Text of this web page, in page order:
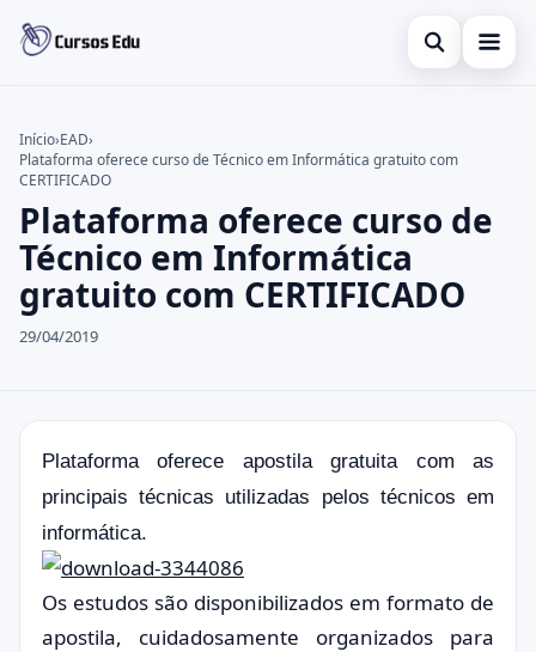
Abrir busca
Inglês
Idiomas
espanhol
Buscar no site
Buscar por:
Pressione Enter para buscar ou ESC para fechar.
Início›EAD›
Plataforma oferece curso de Técnico em Informática gratuito com
CERTIFICADO
Plataforma oferece curso de
Técnico em Informática
gratuito com CERTIFICADO
29/04/2019
Plataforma oferece apostila gratuita com as
principais técnicas utilizadas pelos técnicos em
informática.
Os estudos são disponibilizados em formato de
apostila, cuidadosamente organizados para